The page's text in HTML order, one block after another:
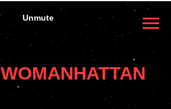
WOMANHATTAN